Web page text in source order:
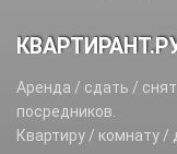
Аренда / сдать /
посредников.
Квартиру / комнату